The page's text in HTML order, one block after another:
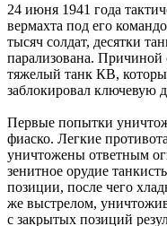
24 июня 1941 года
вермахта под его
тысяч солдат, десятки
парализована. Причиной
тяжелый танк КВ,
заблокировал ключевую
Первые попытки
фиаско. Легкие
уничтожены ответным
зенитное орудие
позиции, после чего
же выстрелом,
с закрытых позиций